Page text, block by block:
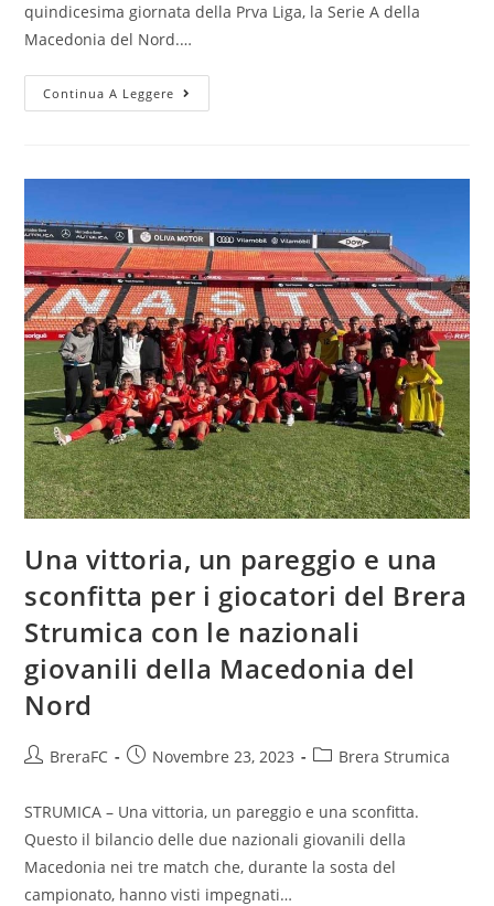
quindicesima giornata della Prva Liga, la Serie A della
Macedonia del Nord.…
Continua A Leggere
Una vittoria, un pareggio e una
sconfitta per i giocatori del Brera
Strumica con le nazionali
giovanili della Macedonia del
Nord
BreraFC Novembre 23, 2023 Brera Strumica
STRUMICA – Una vittoria, un pareggio e una sconfitta.
Questo il bilancio delle due nazionali giovanili della
Macedonia nei tre match che, durante la sosta del
campionato, hanno visti impegnati…